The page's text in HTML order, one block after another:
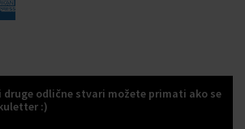
druge odlične stvari možete primati ako se
:)